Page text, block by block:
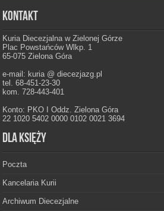
Kontakt
Kuria Diecezjalna w Zielonej Górze
Plac Powstańców Wlkp. 1
65-075 Zielona Góra
e-mail: kuria @ diecezjazg.pl
tel. 68-451-23-30
kom. 728-443-401
Konto: PKO I Oddz. Zielona Góra
22 1020 5402 0000 0102 0021 3694
Dla księży
Poczta
Kancelaria Kurii
Archiwum Diecezjalne